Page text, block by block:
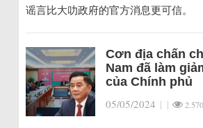
谣言比大叻政府的官方消息更可信。
Cơn địa chấn
Nam đã làm
của Chính phủ
05/05/2024 | | 2.570